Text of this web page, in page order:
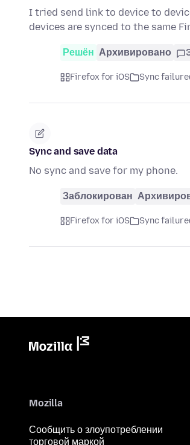
I tried send link to device to
devices are synced to the same
Решён Архивировано
Firefox for iOS Sync failure
Sync and save data
No sync and save for my phone.
Заблокирован
Firefox for iOS Sync failure
Mozilla
Сообщить о злоупотреблении
торговой маркой